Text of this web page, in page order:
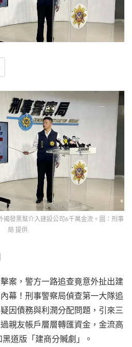
揭發黑幫介入建設公司6千萬金流。圖：刑事
局 提供
案，警方一路追查竟意外扯出建
幕！刑事警察局偵查第一大隊追
因債務與利潤分配問題，引來三
親友帳戶層層轉匯資金，金流高
道版「建商分贓劇」。